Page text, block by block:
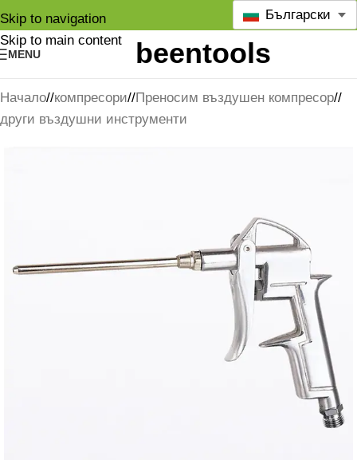
Skip to navigation
Skip to main content
MENU
Български
Начало/ компресори/ Преносим въздушен компресор/
други въздушни инструменти